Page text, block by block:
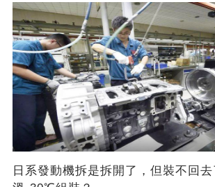
日系發動機拆是拆開了，但裝不回